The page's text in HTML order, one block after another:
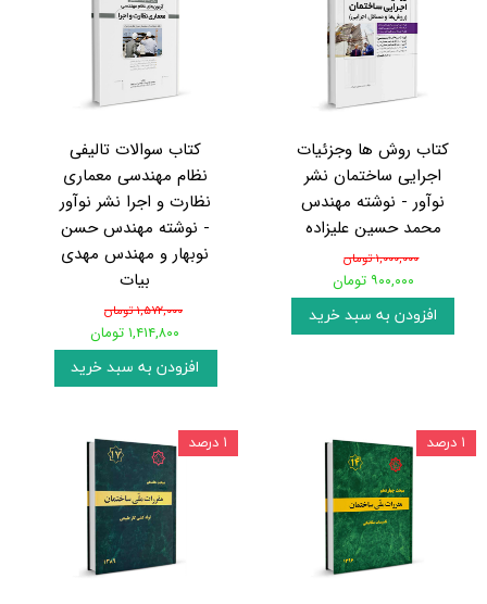
کتاب روش ها وجزئیات
اجرایی ساختمان نشر
نوآور - نوشته مهندس
محمد حسین علیزاده
۱,۰۰۰,۰۰۰ تومان
۹۰۰,۰۰۰ تومان
افزودن به سبد خرید
کتاب سوالات تالیفی
نظام مهندسی معماری
نظارت و اجرا نشر نوآور
- نوشته مهندس حسن
نوبهار و مهندس مهدی
بیات
۱,۵۷۲,۰۰۰ تومان
۱,۴۱۴,۸۰۰ تومان
افزودن به سبد خرید
۱ درصد ۱ درصد